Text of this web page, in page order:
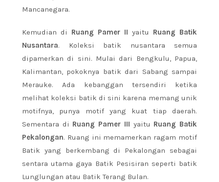
Mancanegara.
Kemudian di Ruang Pamer II yaitu Ruang Batik
Nusantara. Koleksi batik nusantara semua
dipamerkan di sini. Mulai dari Bengkulu, Papua,
Kalimantan, pokoknya batik dari Sabang sampai
Merauke. Ada kebanggan tersendiri ketika
melihat koleksi batik di sini karena memang unik
motifnya, punya motif yang kuat tiap daerah.
Sementara di Ruang Pamer III yaitu Ruang Batik
Pekalongan. Ruang ini memamerkan ragam motif
Batik yang berkembang di Pekalongan sebagai
sentara utama gaya Batik Pesisiran seperti batik
Lunglungan atau Batik Terang Bulan.